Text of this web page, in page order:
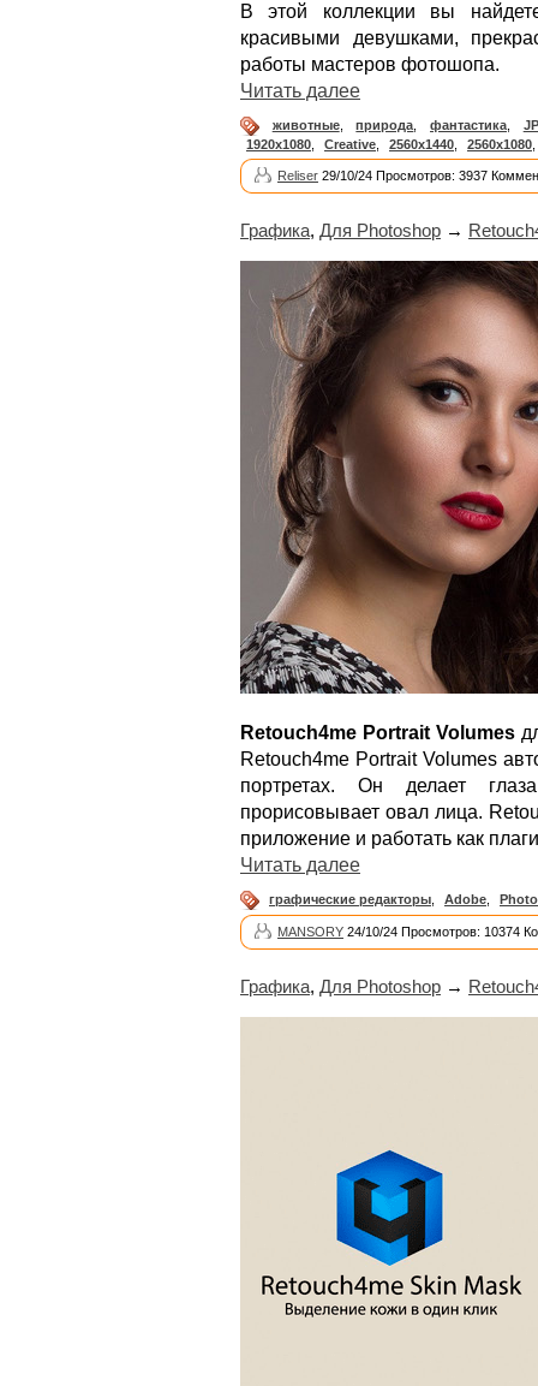
В этой коллекции вы
красивыми девушками,
работы мастеров фотошопа.
Читать далее
животные, природа фантастика
1920x1080
Creative 2560x1440 2560x1080
Reliser 29/10/24 Просмотров: 3937
Графика, Для Photoshop →
Retouch4me Portrait Volumes
Retouch4me Portrait Volumes
портретах. Он делает
прорисовывает овал лица.
приложение и работать как
Читать далее
графические редакторы Adobe
MANSORY 24/10/24 Просмотров: 10374
Графика, Для Photoshop →